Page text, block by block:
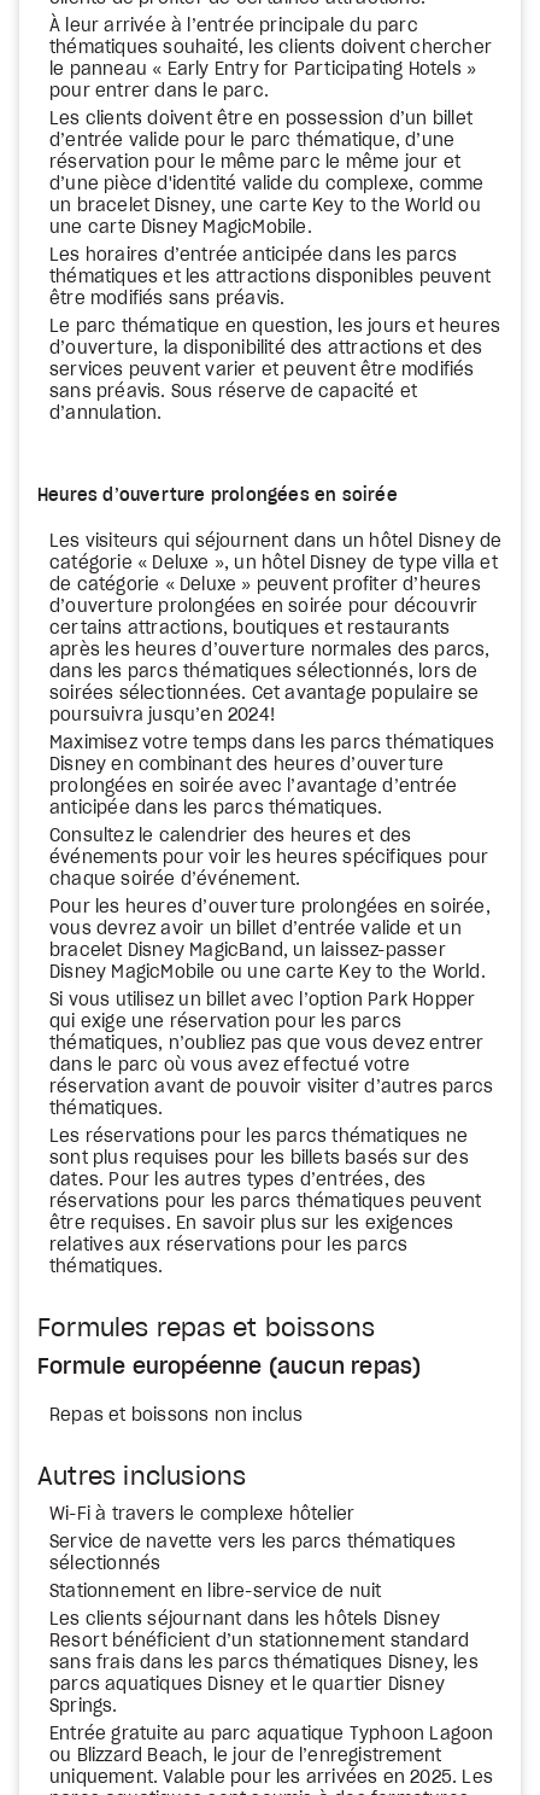
À leur arrivée à l’entrée principale du parc
thématiques souhaité, les clients doivent chercher
le panneau « Early Entry for Participating Hotels »
pour entrer dans le parc.
Les clients doivent être en possession d’un billet
d’entrée valide pour le parc thématique, d’une
réservation pour le même parc le même jour et
d’une pièce d'identité valide du complexe, comme
un bracelet Disney, une carte Key to the World ou
une carte Disney MagicMobile.
Les horaires d’entrée anticipée dans les parcs
thématiques et les attractions disponibles peuvent
être modifiés sans préavis.
Le parc thématique en question, les jours et heures
d’ouverture, la disponibilité des attractions et des
services peuvent varier et peuvent être modifiés
sans préavis. Sous réserve de capacité et
d’annulation.
Heures d’ouverture prolongées en soirée
Les visiteurs qui séjournent dans un hôtel Disney de
catégorie « Deluxe », un hôtel Disney de type villa et
de catégorie « Deluxe » peuvent profiter d’heures
d’ouverture prolongées en soirée pour découvrir
certains attractions, boutiques et restaurants
après les heures d’ouverture normales des parcs,
dans les parcs thématiques sélectionnés, lors de
soirées sélectionnées. Cet avantage populaire se
poursuivra jusqu’en 2024!
Maximisez votre temps dans les parcs thématiques
Disney en combinant des heures d’ouverture
prolongées en soirée avec l’avantage d’entrée
anticipée dans les parcs thématiques.
Consultez le calendrier des heures et des
événements pour voir les heures spécifiques pour
chaque soirée d’événement.
Pour les heures d’ouverture prolongées en soirée,
vous devrez avoir un billet d’entrée valide et un
bracelet Disney MagicBand, un laissez-passer
Disney MagicMobile ou une carte Key to the World.
Si vous utilisez un billet avec l’option Park Hopper
qui exige une réservation pour les parcs
thématiques, n’oubliez pas que vous devez entrer
dans le parc où vous avez effectué votre
réservation avant de pouvoir visiter d’autres parcs
thématiques.
Les réservations pour les parcs thématiques ne
sont plus requises pour les billets basés sur des
dates. Pour les autres types d’entrées, des
réservations pour les parcs thématiques peuvent
être requises. En savoir plus sur les exigences
relatives aux réservations pour les parcs
thématiques.
Formules repas et boissons
Formule européenne (aucun repas)
Repas et boissons non inclus
Autres inclusions
Wi-Fi à travers le complexe hôtelier
Service de navette vers les parcs thématiques
sélectionnés
Stationnement en libre-service de nuit
Les clients séjournant dans les hôtels Disney
Resort bénéficient d’un stationnement standard
sans frais dans les parcs thématiques Disney, les
parcs aquatiques Disney et le quartier Disney
Springs.
Entrée gratuite au parc aquatique Typhoon Lagoon
ou Blizzard Beach, le jour de l’enregistrement
uniquement. Valable pour les arrivées en 2025. Les